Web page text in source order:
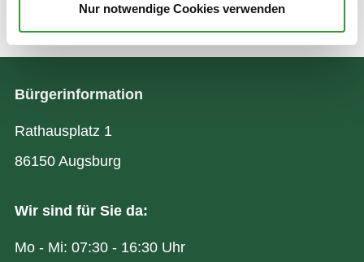
Nur notwendige Cookies verwenden
Bürgerinformation
Rathausplatz 1
86150 Augsburg
Wir sind für Sie da:
Mo - Mi: 07:30 - 16:30 Uhr